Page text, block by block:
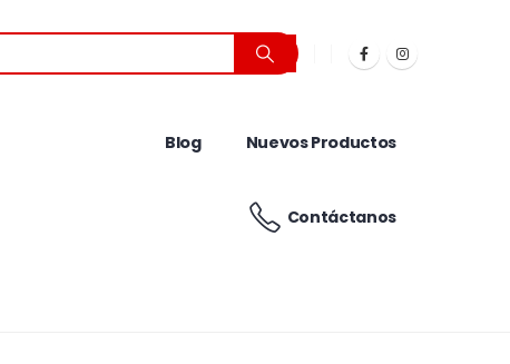
Blog Nuevos Productos
Contáctanos